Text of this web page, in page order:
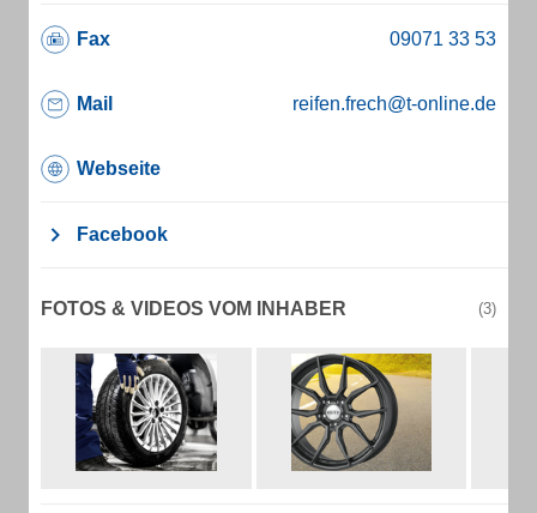
Fax
Mail reifen.frech@t-online.de
Webseite
Facebook
FOTOS & VIDEOS VOM INHABER (3)